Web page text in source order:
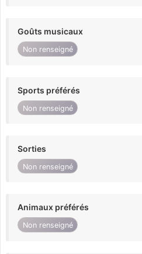
Goûts musicaux
Non renseigné
Sports préférés
Non renseigné
Sorties
Non renseigné
Animaux préférés
Non renseigné